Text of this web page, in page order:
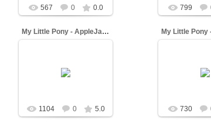
567 0 0.0 799
My Little Pony - AppleJack and Rainbow Dash
1104 0 5.0 730